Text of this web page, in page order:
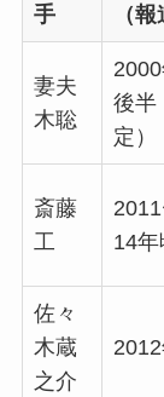
手
（報
妻夫
木聡
後半
定）
斎藤
工
14年
佐々
木蔵
之介